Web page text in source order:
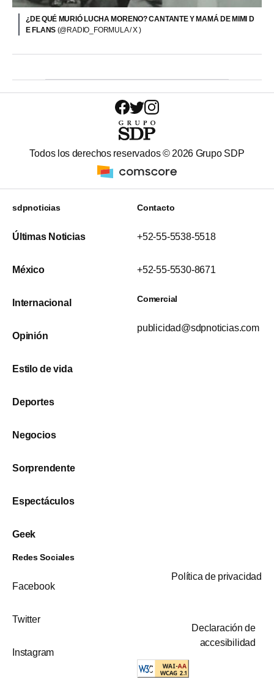
¿DE QUÉ MURIÓ LUCHA MORENO? CANTANTE Y MAMÁ DE MIMI D
E FLANS (@RADIO_FORMULA / X )
Todos los derechos reservados © 2026 Grupo SDP
sdpnoticias
Últimas Noticias
México
Internacional
Opinión
Estilo de vida
Deportes
Negocios
Sorprendente
Espectáculos
Geek
Contacto
+52-55-5538-5518
+52-55-5530-8671
Comercial
publicidad@sdpnoticias.com
Redes Sociales
Facebook
Twitter
Instagram
Política de privacidad
Declaración de
accesibilidad